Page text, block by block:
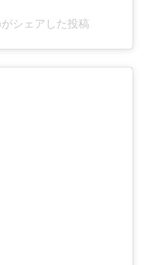
シェアした投稿